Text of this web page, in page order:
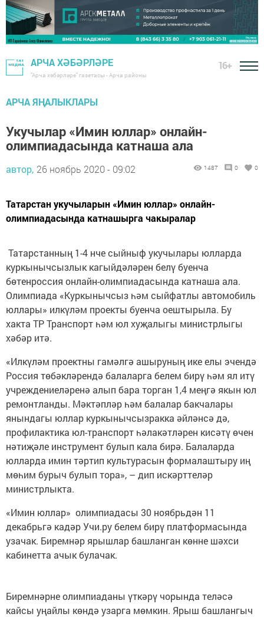
АРЧА ХӘБӘРЛӘРЕ
"Арча хәбәрләре" газетасы - Арча районы
16+
АРЧА ЯҢАЛЫКЛАРЫ
Укучылар «Имин юллар» онлайн-
олимпиадасында катнаша ала
автор, 26 ноябрь 2020 - 09:02 1487 0 0
Татарстан укучыларын «Имин юллар» онлайн-
олимпиадасында катнашырга чакыралар
Татарстанның 1-4 нче сыйныф укучылары юлларда
куркынычсызлык кагыйдәләрен белү буенча
бөтенроссия онлайн-олимпиадасында катнаша ала.
Олимпиада «Куркынычсыз һәм сыйфатлы автомобиль
юллары» илкүләм проекты буенча оештырыла. Бу
хакта ТР Транспорт һәм юл хуҗалыгы министрлыгы
хәбәр итә.
«Илкүләм проектны гамәлгә ашыруның ике елы эчендә
Россия төбәкләрендә балаларга белем бирү һәм ял итү
учреждениеләренә алып бара торган 1,4 меңгә якын юл
ремонтланды. Мәктәпләр һәм балалар бакчалары
янындагы юллар куркынычсызракка әйләнсә дә,
профилактика юл-транспорт һәлакәтләрен кисәтү өчен
нәтиҗәле инструмент булып кала бирә. Балаларда
юлларда имин тәртип культурасын формалаштыру иң
мөһим бурыч булып тора», – дип искәрттеләр
министрлыкта.
«Имин юллар» олимпиадасы 30 ноябрьдән 11
декабрьгә кадәр Учи.ру белем бирү платформасында
узачак. Биремнәр ярышлар башланган көнне шәхси
кабинетта ачык булачак.
Биремнәрне олимпиаданы үткәрү чорында теләсә
кайсы уңайлы көндә узарга мөмкин. Ярыш башлангыч